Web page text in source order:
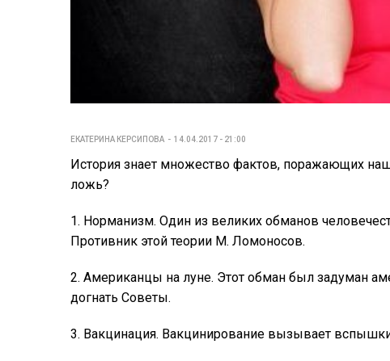
ЕКАТЕРИНА КЕРСИПОВА 14.04.2017 - 21:00
История знает множество фактов, поражающих
ложь?
1. Норманизм. Один из великих обманов
Противник этой теории М. Ломоносов.
2. Американцы на луне. Этот обман был задуман
догнать Советы.
3. Вакцинация. Вакцинирование вызывает вспышки